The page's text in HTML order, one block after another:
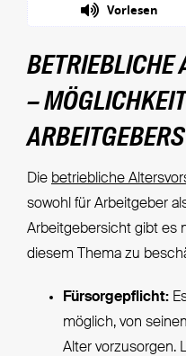
Vorlesen
BETRIEBLICHE
–
ARBEITGEBERS
Die betriebliche
sowohl für Arbeitgeber
Arbeitgebersicht gibt es
diesem Thema zu
Fürsorgepflicht:
möglich, von
Alter vorzusorgen.